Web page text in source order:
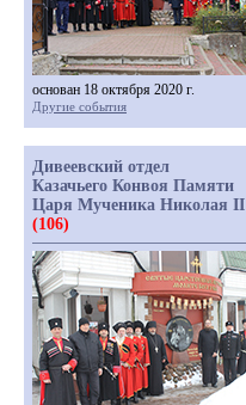
основан 18 октября 2020 г.
Другие события
Дивеевский отдел
Казачьего Конвоя Памяти
Царя Мученика Николая II
(106)